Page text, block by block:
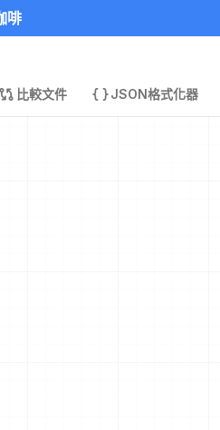
啡
比較文件 JSON格式化器